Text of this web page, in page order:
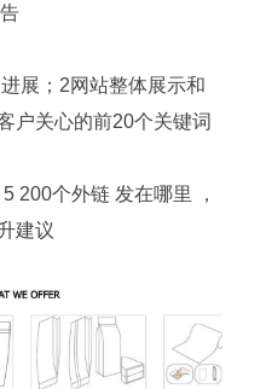
展；2网站整体展示和
户关心的前20个关键词
200个外链 发在哪里 ，
建议